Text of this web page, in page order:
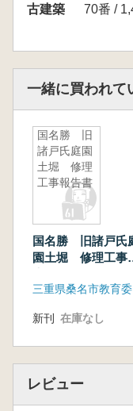
古建築
70番 /
一緒に買われて
国名勝 旧
諸戸氏庭園
土堀 修理
工事報告書
国名勝 旧諸戸氏
園土堀 修理工事
新刊 在庫なし
レビュー